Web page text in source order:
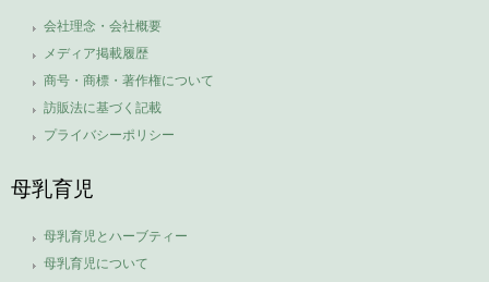
会社理念・会社概要
メディア掲載履歴
商号・商標・著作権について
訪販法に基づく記載
プライバシーポリシー
母乳育児
母乳育児とハーブティー
母乳育児について